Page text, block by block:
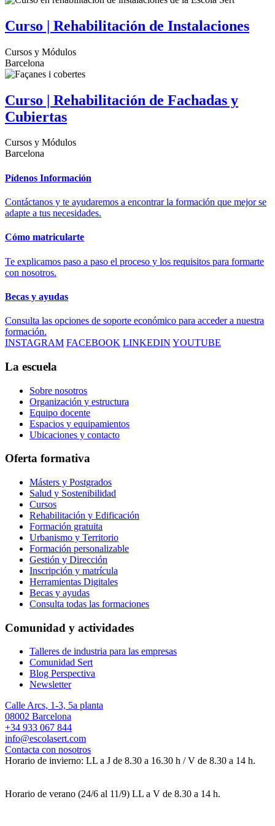
Curso | Rehabilitación de Instalaciones
Cursos y Módulos
Barcelona
Curso | Rehabilitación de Fachadas y
Cubiertas
Cursos y Módulos
Barcelona
Pídenos Información
Contáctanos y te ayudaremos a encontrar la formación que mejor se
adapte a tus necesidades.
Cómo matricularte
Te explicamos paso a paso el proceso y los requisitos para formarte
con nosotros.
Becas y ayudas
Consulta las opciones de soporte económico para acceder a nuestra
formación.
INSTAGRAM FACEBOOK LINKEDIN YOUTUBE
La escuela
Sobre nosotros
Organización y estructura
Equipo docente
Espacios y equipamientos
Ubicaciones y contacto
Oferta formativa
Másters y Postgrados
Salud y Sostenibilidad
Cursos
Rehabilitación y Edificación
Formación gratuita
Urbanismo y Territorio
Formación personalizable
Gestión y Dirección
Inscripción y matrícula
Herramientas Digitales
Becas y ayudas
Consulta todas las formaciones
Comunidad y actividades
Talleres de industria para las empresas
Comunidad Sert
Blog Perspectiva
Newsletter
Calle Arcs, 1-3, 5a planta
08002 Barcelona
+34 933 067 844
info@escolasert.com
Contacta con nosotros
Horario de invierno: LL a J de 8.30 a 16.30 h / V de 8.30 a 14 h.
Horario de verano (24/6 al 11/9) LL a V de 8.30 a 14 h.